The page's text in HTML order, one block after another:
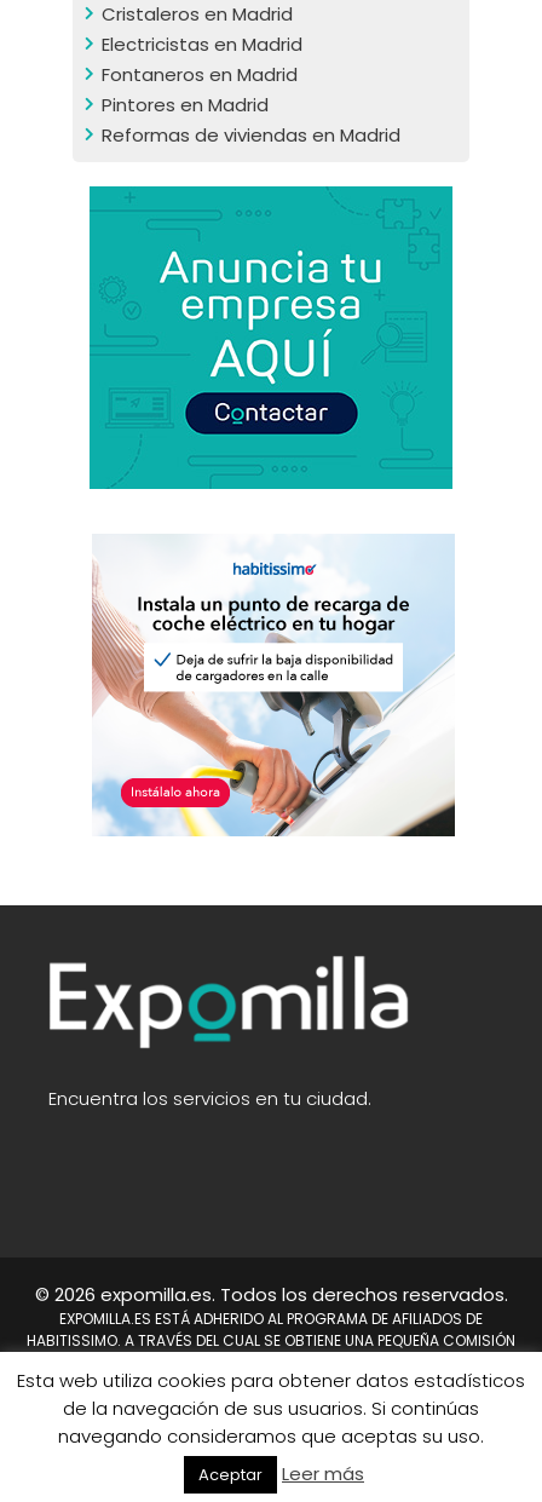
Cristaleros en Madrid
Electricistas en Madrid
Fontaneros en Madrid
Pintores en Madrid
Reformas de viviendas en Madrid
Encuentra los servicios en tu ciudad.
© 2026 expomilla.es. Todos los derechos reservados.
EXPOMILLA.ES ESTÁ ADHERIDO AL PROGRAMA DE AFILIADOS DE
HABITISSIMO. A TRAVÉS DEL CUAL SE OBTIENE UNA PEQUEÑA COMISIÓN
EN CAMBIO A NOSOTROS NOS PERMITE CONTINUAR TRABAJANDO DÍA A
DÍA PARA MEJORAR EL SITIO WEB.
HABITISSIMO Y TAMBIÉN EL LOGO DE HABITISSIMO SON MARCAS
REGISTRADAS DE HABITISSIMO.ES O SUS AFILIADOS.
Mapa del sitio
Esta web utiliza cookies para obtener datos estadísticos
de la navegación de sus usuarios. Si continúas
navegando consideramos que aceptas su uso.
Aceptar Leer más